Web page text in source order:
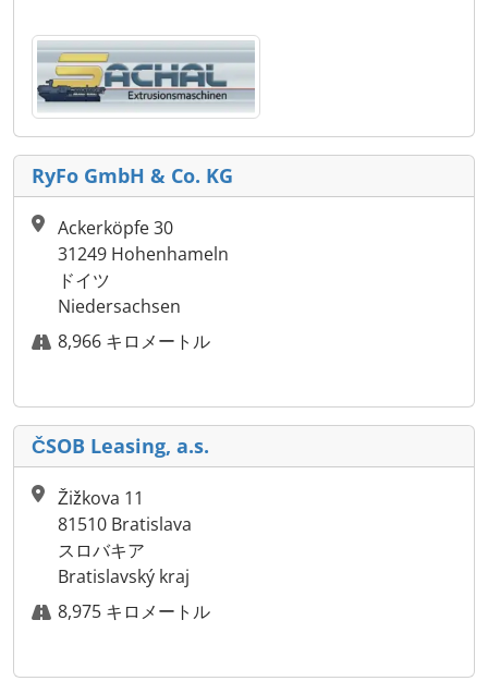
RyFo GmbH & Co. KG
Ackerköpfe 30
31249 Hohenhameln
ドイツ
Niedersachsen
8,966 キロメートル
ČSOB Leasing, a.s.
Žižkova 11
81510 Bratislava
スロバキア
Bratislavský kraj
8,975 キロメートル